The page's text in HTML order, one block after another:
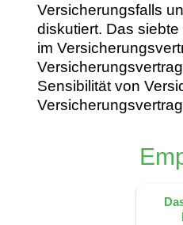
Versicherungsfalls
diskutiert. Das
im
Sensibilität von